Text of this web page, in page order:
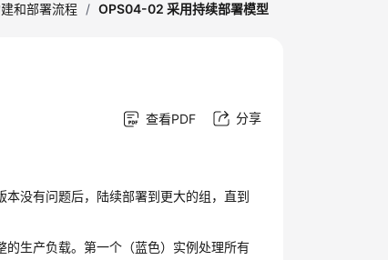
和部署流程 / OPS04-02 采用持续部署模型
查看PDF 分享
没有问题后，陆续部署到更大的组，直到
生产负载。第一个（蓝色）实例处理所有